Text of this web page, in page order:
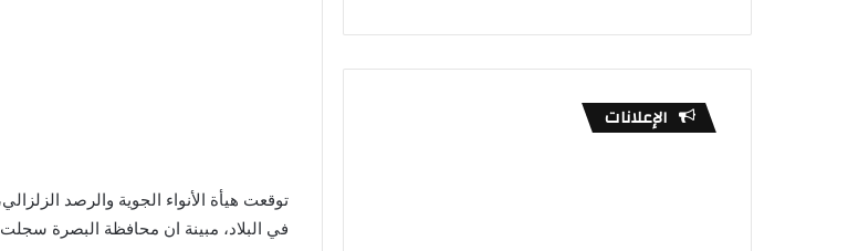
في البلاد، مبينة ان محافظة البصرة سجلت 47 درجة مئوية.
الإعلانات